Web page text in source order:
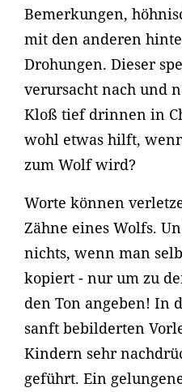
Bemerkungen,
mit den anderen
Drohungen. Dieser
verursacht nach und
Kloß tief drinnen in
wohl etwas hilft,
zum Wolf wird?
Worte können
Zähne eines Wolfs.
nichts, wenn man
kopiert - nur um zu
den Ton angeben! In
sanft bebilderten
Kindern sehr
geführt. Ein